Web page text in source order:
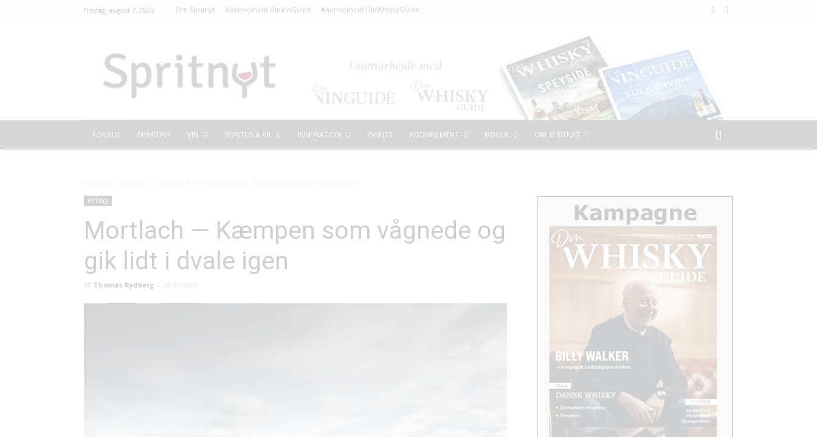
fredag, august 7, 2026 Om Spritnyt Abonnement DinVinGuide Abonnement DinWhiskyGuide
FORSIDE NYHEDER VIN SPIRITUS & ØL INSPIRATION EVENTS ABONNEMENT BØGER OM SPRITNYT
Whisky
Mortlach — Kæmpen som vågnede og
gik lidt i dvale igen
Af Thomas Rydberg - 29/11/2021